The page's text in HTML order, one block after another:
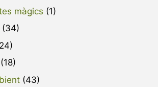
màgics (1)
(34)
(18)
(43)